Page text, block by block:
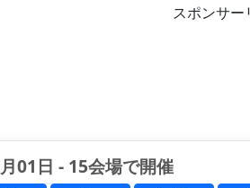
スポンサー
01日 - 15会場で開催